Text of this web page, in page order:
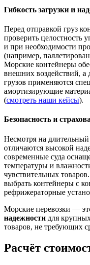
Гибкость загрузки и
Перед отправкой груз
проверить целостность
и при необходимости
(например,
Морские контейнеры
внешних воздействий, а
грузов применяются
амортизирующие
(смотреть наши кейсы).
Безопасность и
Несмотря на длительный
отличаются высокой
современные суда
температуры и
чувствительных
выбрать контейнеры с
рефрижераторные
Морские перевозки —
надежности для
товаров, не требующих
Расчёт